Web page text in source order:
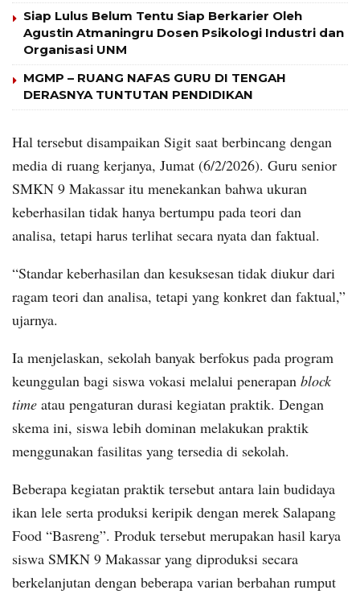
Siap Lulus Belum Tentu Siap Berkarier Oleh
Agustin Atmaningru Dosen Psikologi Industri dan
Organisasi UNM
MGMP – RUANG NAFAS GURU DI TENGAH
DERASNYA TUNTUTAN PENDIDIKAN
Hal tersebut disampaikan Sigit saat berbincang dengan
media di ruang kerjanya, Jumat (6/2/2026). Guru senior
SMKN 9 Makassar itu menekankan bahwa ukuran
keberhasilan tidak hanya bertumpu pada teori dan
analisa, tetapi harus terlihat secara nyata dan faktual.
“Standar keberhasilan dan kesuksesan tidak diukur dari
ragam teori dan analisa, tetapi yang konkret dan faktual,”
ujarnya.
Ia menjelaskan, sekolah banyak berfokus pada program
keunggulan bagi siswa vokasi melalui penerapan block
time atau pengaturan durasi kegiatan praktik. Dengan
skema ini, siswa lebih dominan melakukan praktik
menggunakan fasilitas yang tersedia di sekolah.
Beberapa kegiatan praktik tersebut antara lain budidaya
ikan lele serta produksi keripik dengan merek Salapang
Food “Basreng”. Produk tersebut merupakan hasil karya
siswa SMKN 9 Makassar yang diproduksi secara
berkelanjutan dengan beberapa varian berbahan rumput